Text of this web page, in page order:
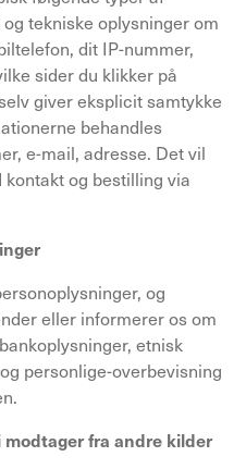
tekniske oplysninger om
dit IP-nummer,
sider du klikker på
giver eksplicit samtykke
behandles
e-mail, adresse. Det vil
og bestilling via
og
eller informerer os om
etnisk
personlige-overbevisning
modtager fra andre kilder